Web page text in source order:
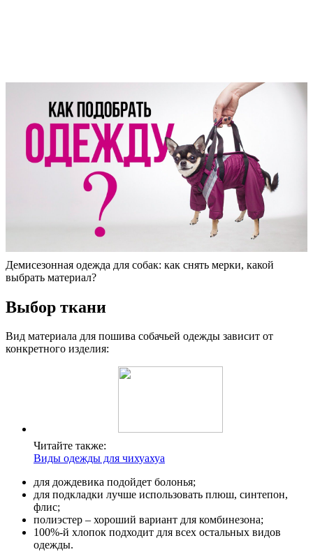
Демисезонная одежда для собак: как снять мерки, какой
выбрать материал?
Выбор ткани
Вид материала для пошива собачьей одежды зависит от
конкретного изделия:
Читайте также:
Виды одежды для чихуахуа
для дождевика подойдет болонья;
для подкладки лучше использовать плюш, синтепон,
флис;
полиэстер – хороший вариант для комбинезона;
100%-й хлопок подходит для всех остальных видов
одежды.